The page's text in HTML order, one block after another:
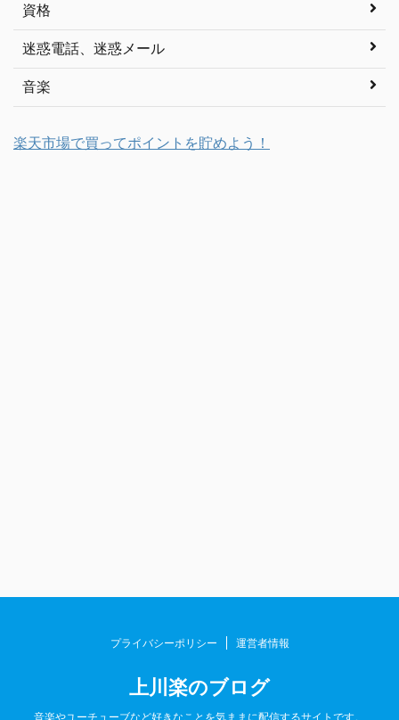
資格
迷惑電話、迷惑メール
音楽
楽天市場で買ってポイントを貯めよう！
プライバシーポリシー 運営者情報
上川楽のブログ
音楽やユーチューブなど好きなことを気ままに配信するサイトです。